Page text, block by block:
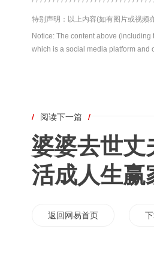
特别声明：以上内容(如有图片或视频
Notice: The content above
which is a social media platform and
/ 阅读下一篇 /
婆婆去世丈
活成人生赢
返回网易首页